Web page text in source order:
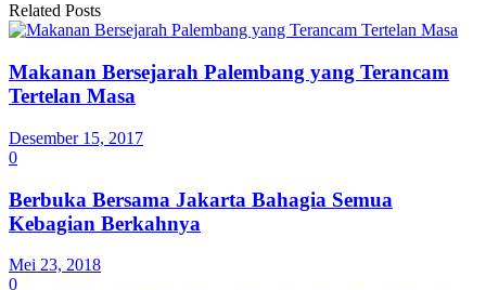
Related Posts
Makanan Bersejarah Palembang yang Terancam
Tertelan Masa
Desember 15, 2017
0
Berbuka Bersama Jakarta Bahagia Semua
Kebagian Berkahnya
Mei 23, 2018
0